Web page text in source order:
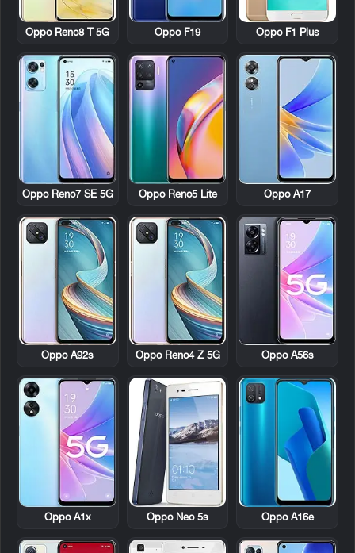
Oppo F1 Plus
Oppo F19
Oppo Reno8 T 5G
Oppo A17
Oppo Reno5 Lite
Oppo Reno7 SE 5G
Oppo A56s
Oppo Reno4 Z 5G
Oppo A92s
Oppo A16e
Oppo Neo 5s
Oppo A1x